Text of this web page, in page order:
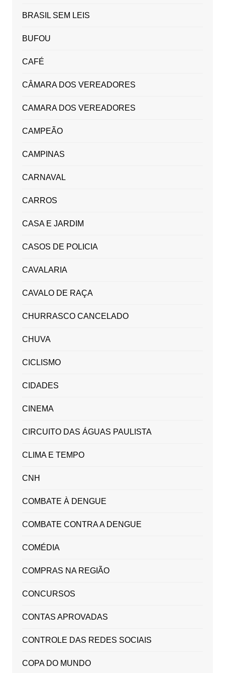
BRASIL SEM LEIS
BUFOU
CAFÉ
CÂMARA DOS VEREADORES
CAMARA DOS VEREADORES
CAMPEÃO
CAMPINAS
CARNAVAL
CARROS
CASA E JARDIM
CASOS DE POLICIA
CAVALARIA
CAVALO DE RAÇA
CHURRASCO CANCELADO
CHUVA
CICLISMO
CIDADES
CINEMA
CIRCUITO DAS ÁGUAS PAULISTA
CLIMA E TEMPO
CNH
COMBATE À DENGUE
COMBATE CONTRA A DENGUE
COMÉDIA
COMPRAS NA REGIÃO
CONCURSOS
CONTAS APROVADAS
CONTROLE DAS REDES SOCIAIS
COPA DO MUNDO